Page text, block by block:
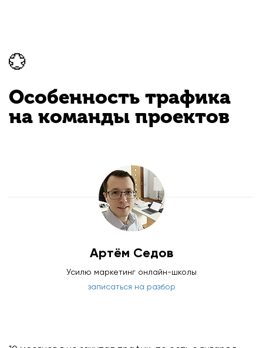
💮
Особенность трафика
на команды проектов
Артём Седов
Усилю маркетинг онлайн-школы
записаться на разбор